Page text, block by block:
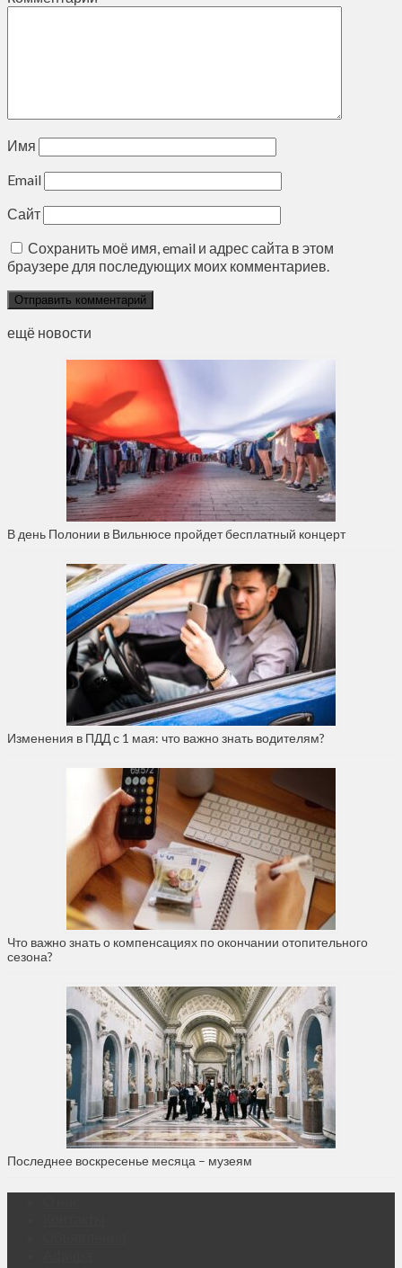
Имя
Email
Сайт
Сохранить моё имя, email и адрес сайта в этом
браузере для последующих моих комментариев.
ещё новости
В день Полонии в Вильнюсе пройдет бесплатный концерт
Изменения в ПДД с 1 мая: что важно знать водителям?
Что важно знать о компенсациях по окончании отопительного
сезона?
Последнее воскресенье месяца – музеям